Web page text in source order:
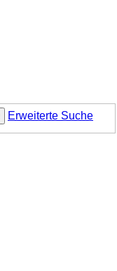
Erweiterte Suche